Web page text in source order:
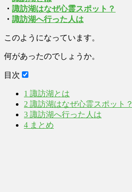
・ 諏訪湖はなぜ心霊スポット？
・ 諏訪湖へ行った人は
このようになっています。
何があったのでしょうか。
目次
1 諏訪湖とは
2 諏訪湖はなぜ心霊スポット？
3 諏訪湖へ行った人は
4 まとめ